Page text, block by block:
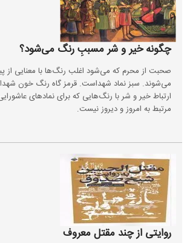
چگونه خیر و شر مسببِ رنگ می‌شود؟
صحبت از محرم که می‌شود اغلب رنگ‌ها با معنایی از
می‌شوند. سبز نماد شهداست. قرمز گاه رنگ خون
ارتباط خیر و شر با رنگ‌هایی که برای نمادهای
مرتبط به امروز و دیروز نیست.
روایتی از چند مقتل معروف